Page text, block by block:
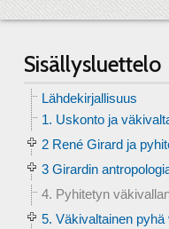
Sisällysluettelo
Lähdekirjallisuus
1. Uskonto ja
2 René Girard ja
3 Girardin
4. Pyhitetyn
5. Väkivaltainen pyhä